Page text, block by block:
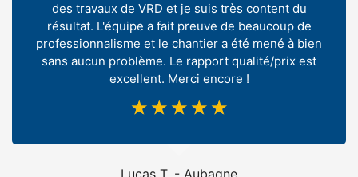
des travaux de VRD et je suis très content du
résultat. L'équipe a fait preuve de beaucoup de
professionnalisme et le chantier a été mené à bien
sans aucun problème. Le rapport qualité/prix est
excellent. Merci encore !
☆ ☆ ☆ ☆ ☆